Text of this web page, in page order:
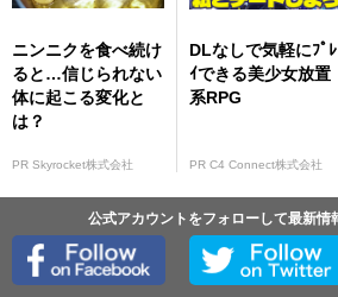
ニンニクを食べ続け
ると…信じられない
体に起こる変化と
は？
PR Skyrocket株式会社
DLなしで気軽にﾌﾟﾚ
ｲできる美少女放置
系RPG
PR C4 Connect株式会社
公式アカウントをフォローして最新情